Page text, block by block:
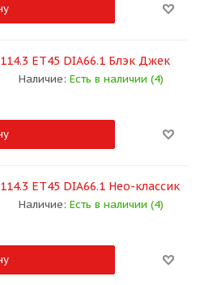
ET45 DIA66.1 Блэк Джек
Наличие: Есть в наличии (4)
ET45 DIA66.1 Нео-классик
Наличие: Есть в наличии (4)